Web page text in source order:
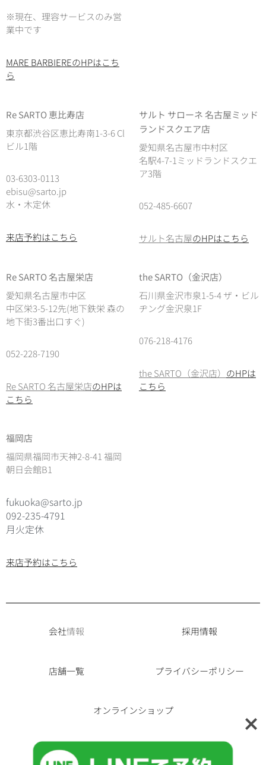
※現在、理容サービスのみ営
業中です
MARE BARBIEREのHPはこち
ら
Re SARTO 恵比寿店
東京都渋谷区恵比寿南1-3-6 Cl
ビル1階
03-6303-0113
ebisu@sarto.jp
水・木定休
来店予約はこちら
サルト サローネ 名古屋ミッド
ランドスクエア店
愛知県名古屋市中村区
名駅4-7-1ミッドランドスクエ
ア3階
052-485-6607
サルト名古屋のHPはこちら
Re SARTO 名古屋栄店
愛知県名古屋市中区
中区栄3-5-12先(地下鉄栄 森の
地下街3番出口すぐ)
052-228-7190
Re SARTO 名古屋栄店のHPは
こちら
the SARTO（金沢店）
石川県金沢市泉1-5-4 ザ・ビル
ヂング金沢泉1F
076-218-4176
the SARTO（金沢店） のHPは
こちら
福岡店
福岡県福岡市天神2-8-41 福岡
朝日会館B1
fukuoka@sarto.jp
092-235-4791
月火定休
来店予約はこちら
会社情報 採用情報
店舗一覧 プライバシーポリシー
オンラインショップ